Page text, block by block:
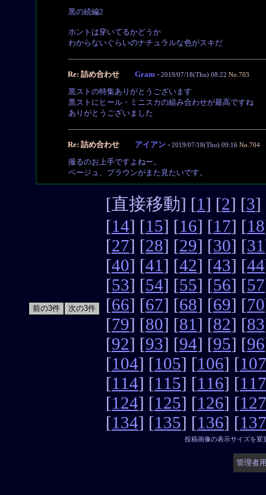
黒の続編2
ホントは穿いてるかどうか
わからないぐらいのナチュラルな色がスキだ
Re: 詰め合わせ Gram - 2019/07/18(Thu) 08:22 No.703
黒ストの特集ありがとうございます
黒ストにヒール・ミニスカの組み合わせが最高ですね
ありがとうございました
Re: 詰め合わせ アイアン - 2019/07/18(Thu) 09:16 No.704
撮るのお上手ですよねー。
ベージュ、ブラウンがまた見たいです。
[直接移動] [1 ] [2] [3]
[14] [15] [16] [17] [18
[27] [28] [29] [30] [31
[40] [41 ] [42] [43] [44
[53] [54] [55] [56] [57
[66] [67] [68] [69] [70
[79] [80] [81 ] [82] [83
[92] [93] [94] [95] [96
[104] [105] [106] [107
[114] [115] [116] [117
[124] [125] [126] [127
[134] [135] [136] [137
投稿画像の表示サイズを変
管理者